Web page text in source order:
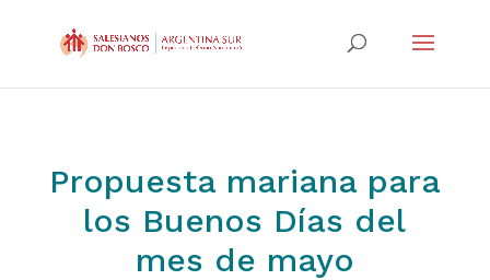
Propuesta mariana para
los Buenos Días del
mes de mayo